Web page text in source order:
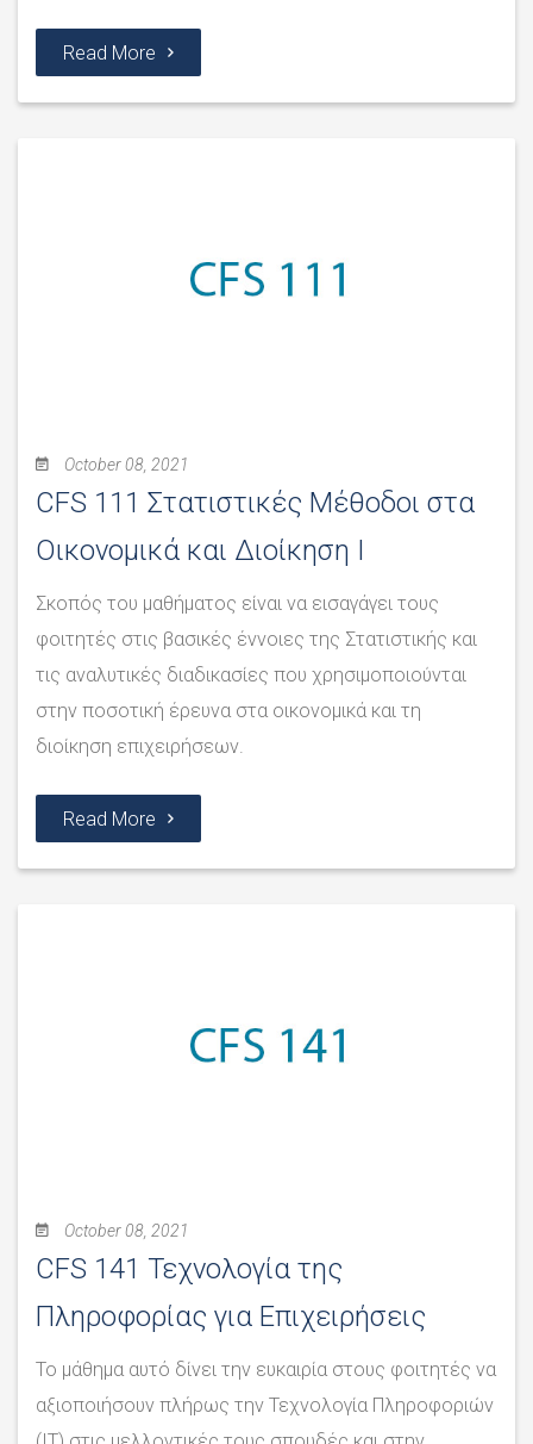
Read More
October 08, 2021
CFS 111 Στατιστικές Μέθοδοι στα
Οικονομικά και Διοίκηση Ι
Σκοπός του μαθήματος είναι να εισαγάγει τους
φοιτητές στις βασικές έννοιες της Στατιστικής και
τις αναλυτικές διαδικασίες που χρησιμοποιούνται
στην ποσοτική έρευνα στα οικονομικά και τη
διοίκηση επιχειρήσεων.
Read More
October 08, 2021
CFS 141 Τεχνολογία της
Πληροφορίας για Επιχειρήσεις
Το μάθημα αυτό δίνει την ευκαιρία στους φοιτητές να
αξιοποιήσουν πλήρως την Τεχνολογία Πληροφοριών